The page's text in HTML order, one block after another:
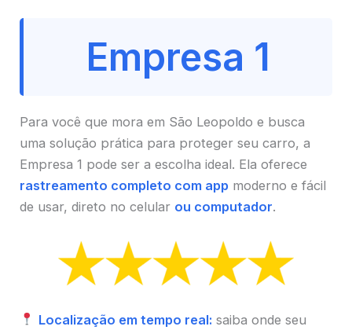
Empresa 1
Para você que mora em São Leopoldo e busca
uma solução prática para proteger seu carro, a
Empresa 1 pode ser a escolha ideal. Ela oferece
rastreamento completo com app moderno e fácil
de usar, direto no celular ou computador.
Localização em tempo real: saiba onde seu